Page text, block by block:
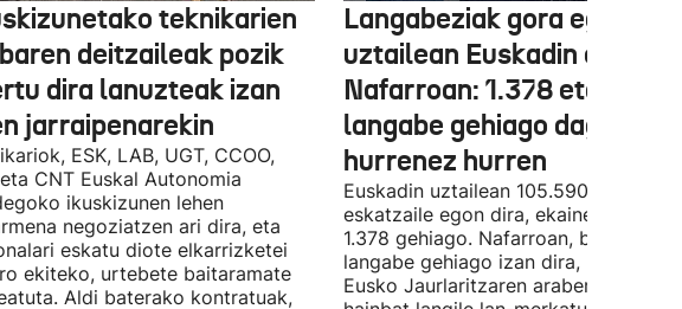
teknikarien
deitzaileak pozik
dira lanuzteak izan
jarraipenarekin
ESK, LAB, UGT, CCOO,
CNT Euskal Autonomia
ikuskizunen lehen
negoziatzen ari dira, eta
eskatu diote elkarrizketei
ekiteko, urtebete baitaramate
Aldi baterako kontratuak,
Langabeziak gora egin du
uztailean Euskadin eta
Nafarroan: 1.378 eta 534
langabe gehiago dago,
hurrenez hurren
Euskadin uztailean 105.590 enplegu-
eskatzaile egon dira, ekainean baino
1.378 gehiago. Nafarroan, berriz, 534
langabe gehiago izan dira, 28.843.
Eusko Jaurlaritzaren arabera, datu